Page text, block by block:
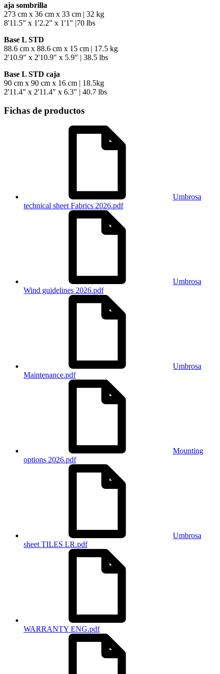
aja sombrilla
273 cm x 36 cm x 33 cm | 32 kg
8'11.5" x 1'2.2" x 1'1" |70 lbs
Base L STD
88.6 cm x 88.6 cm x 15 cm | 17.5 kg
2'10.9" x 2'10.9" x 5.9" | 38.5 lbs
Base L STD caja
90 cm x 90 cm x 16 cm | 18.5kg
2'11.4" x 2'11.4" x 6.3" | 40.7 lbs
Fichas de productos
Umbrosa
technical sheet Fabrics 2026.pdf
Umbrosa
Wind guidelines 2026.pdf
Umbrosa
Maintenance.pdf
Mounting
options 2026.pdf
Umbrosa
sheet TILES LR.pdf
WARRANTY ENG.pdf